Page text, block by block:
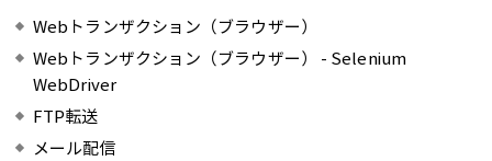
Webトランザクション（ブラウザー）
Webトランザクション（ブラウザー） - Selenium
WebDriver
FTP転送
メール配信